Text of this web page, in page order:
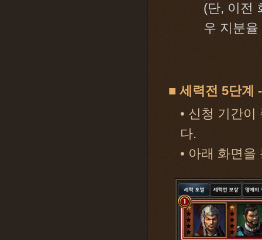
(단, 이전
우 지분
■ 세력전 5단계
• 신청 기간
다.
• 아래 화면